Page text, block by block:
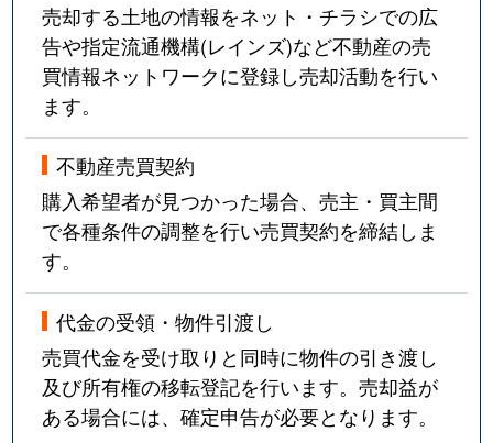
売却する土地の情報をネット・チラシでの広
告や指定流通機構(レインズ)など不動産の売
買情報ネットワークに登録し売却活動を行い
ます。
不動産売買契約
購入希望者が見つかった場合、売主・買主間
で各種条件の調整を行い売買契約を締結しま
す。
代金の受領・物件引渡し
売買代金を受け取りと同時に物件の引き渡し
及び所有権の移転登記を行います。売却益が
ある場合には、確定申告が必要となります。